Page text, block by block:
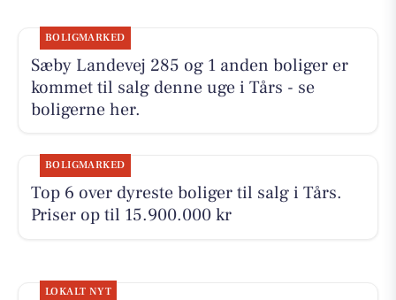
BOLIGMARKED
Sæby Landevej 285 og 1 anden boliger er
kommet til salg denne uge i Tårs - se
boligerne her.
BOLIGMARKED
Top 6 over dyreste boliger til salg i Tårs.
Priser op til 15.900.000 kr
LOKALT NYT